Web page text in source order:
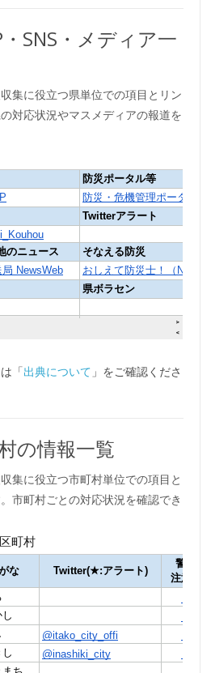
SNS・メディア一
集に役立つ県単位での項目とリン
対応状況やマスメディアの報道を
「出典について 」をご確認くださ
の情報一覧
集に役立つ市町村単位での項目と
市町村ごとの対応状況を確認でき